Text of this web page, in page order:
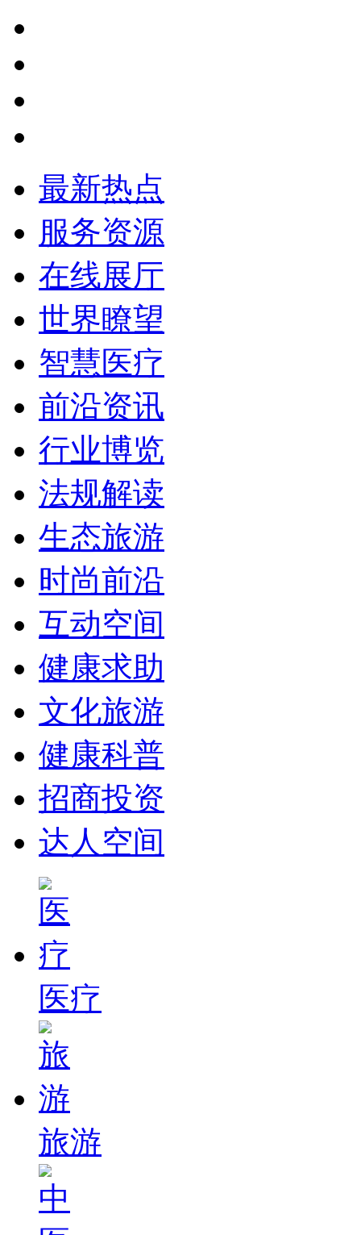
最新热点
服务资源
在线展厅
世界瞭望
智慧医疗
前沿资讯
行业博览
法规解读
生态旅游
时尚前沿
互动空间
健康求助
文化旅游
健康科普
招商投资
达人空间
医疗
旅游